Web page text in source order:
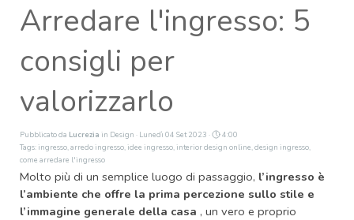
Arredare l'ingresso: 5
consigli per
valorizzarlo
Pubblicato da Lucrezia in Design · Lunedì 04 Set 2023 ·
4:00
Tags: ingresso,arredo ingresso, idee ingresso, interior design online,design ingresso,
come arredare l'ingresso
Molto più di un semplice luogo di passaggio, l’ingresso è
l’ambiente che offre la prima percezione sullo stile e
l’immagine generale della casa , un vero e proprio